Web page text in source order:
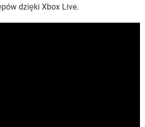
dzięki Xbox Live.